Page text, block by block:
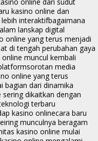
kasino online dan
interaktifbagaimana
lanskap digital
online yang terus menjadi
di tengah perubahan gaya
muncul kembali
sorotan media
online yang terus
bagian dari dinamika
dikaitkan dengan
terbaru
kasino onlinecara baru
munculnya beragam
kasino online mulai